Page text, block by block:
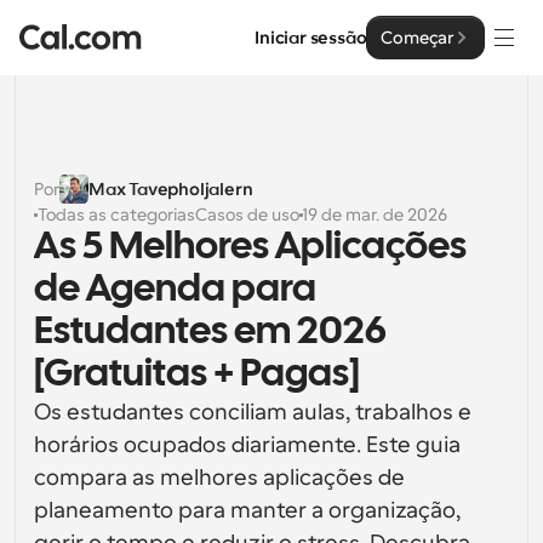
Iniciar sessão Começar
Soluções
Por tamanho da equipa
Para Indivíduos
Agendamento pessoal simplificado
Agendamento colaborativo para grupos
Para Organizações
Equipas maiores que agendam para um maior controlo
e segurança
Para Empresas
Empresa
Desenvolvedor
Documentação do Desenvolvedor
Documentação para a plataforma Cal.com
API
Recursos
Tipo de Letra: Cal Sans UI & Text
O nosso próprio tipo de letra variável para o design de
Preços
Por
Max Tavepholjalern
Todas as categoriasCasos de uso19 de mar. de 2026
As 5 Melhores Aplicações
de Agenda para
Estudantes em 2026
[Gratuitas + Pagas]
Os estudantes conciliam aulas, trabalhos e
horários ocupados diariamente. Este guia
compara as melhores aplicações de
planeamento para manter a organização,